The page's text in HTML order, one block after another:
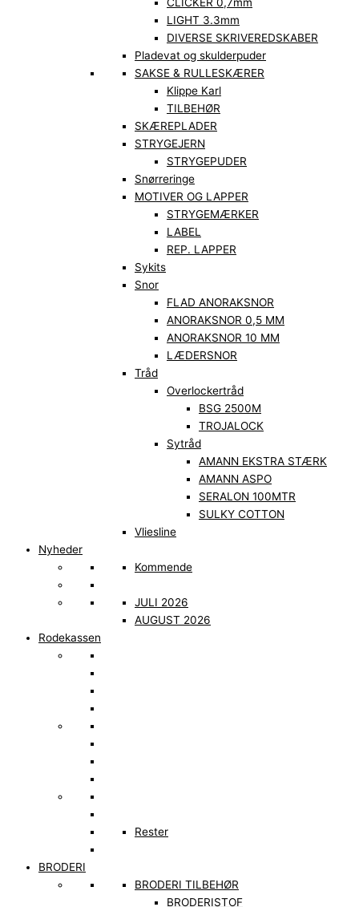
LIGHT 3.3mm
DIVERSE SKRIVEREDSKABER
Pladevat og skulderpuder
SAKSE & RULLESKÆRER
Klippe Karl
TILBEHØR
SKÆREPLADER
STRYGEJERN
STRYGEPUDER
Snørreringe
MOTIVER OG LAPPER
STRYGEMÆRKER
LABEL
REP. LAPPER
Sykits
Snor
FLAD ANORAKSNOR
ANORAKSNOR 0,5 MM
ANORAKSNOR 10 MM
LÆDERSNOR
Tråd
Overlockertråd
BSG 2500M
TROJALOCK
Sytråd
AMANN EKSTRA STÆRK
AMANN ASPO
SERALON 100MTR
SULKY COTTON
Vliesline
Nyheder
Kommende
JULI 2026
AUGUST 2026
Rodekassen
Rester
BRODERI
BRODERI TILBEHØR
BRODERISTOF